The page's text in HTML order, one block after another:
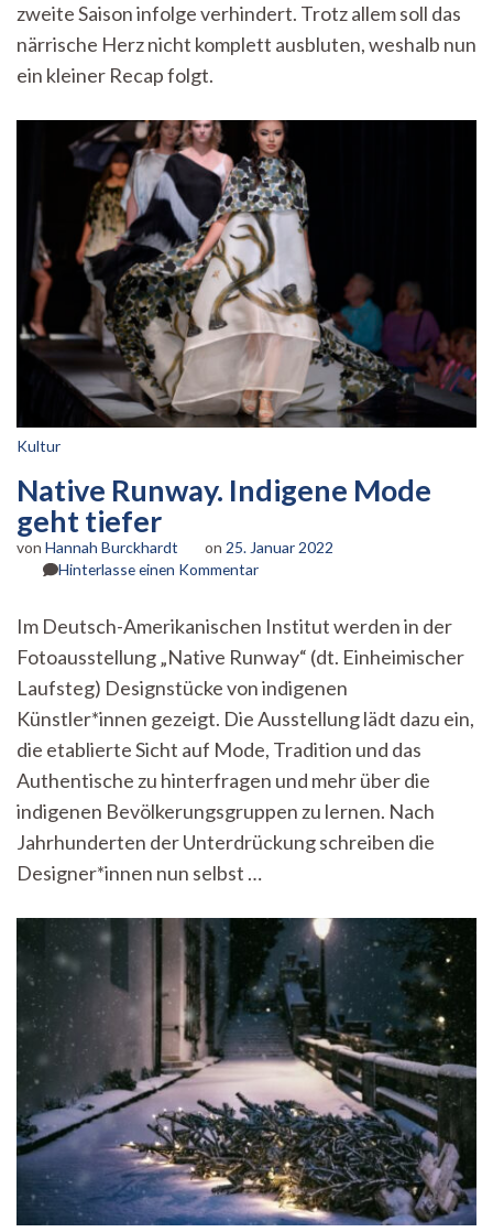
zweite Saison infolge verhindert. Trotz allem soll das
närrische Herz nicht komplett ausbluten, weshalb nun
ein kleiner Recap folgt.
Kultur
Native Runway. Indigene Mode
geht tiefer
von Hannah Burckhardt on 25. Januar 2022
Hinterlasse einen Kommentarzu
Indigene
Mode
geht
tiefer
Im Deutsch-Amerikanischen Institut werden in der
Fotoausstellung „Native Runway“ (dt. Einheimischer
Laufsteg) Designstücke von indigenen
Künstler*innen gezeigt. Die Ausstellung lädt dazu ein,
die etablierte Sicht auf Mode, Tradition und das
Authentische zu hinterfragen und mehr über die
indigenen Bevölkerungsgruppen zu lernen. Nach
Jahrhunderten der Unterdrückung schreiben die
Designer*innen nun selbst …